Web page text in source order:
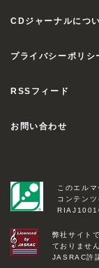
CDジャーナルにつ
プライバシーポリシ
RSSフィード
お問い合わせ
このエル
コンテンツ
弊社サイト
ておりません
JASRAC許